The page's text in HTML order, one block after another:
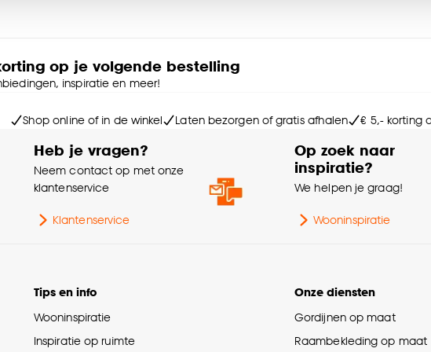
aan huis. Samen met de adviseur kies je zonder zorgen thuis je
perfect ingemeten en de bestelling wordt geplaatst.
België >
je de juiste maten doorgeeft en jouw perfecte gordijn bestelt.
afbeelding voorbehouden. Prijs per strekkende meter.
op je volgende bestelling
inspiratie en meer!
Shop online of in de winkel Laten bezorgen of gratis afhalen € 5,- korting
Heb je vragen?
Neem contact op met onze
klantenservice
Klantenservice
Op zoek naar
inspiratie?
We helpen je graag!
Wooninspiratie
Tips en info
Wooninspiratie
Inspiratie op ruimte
Onze diensten
Gordijnen op maat
Raambekleding op maat